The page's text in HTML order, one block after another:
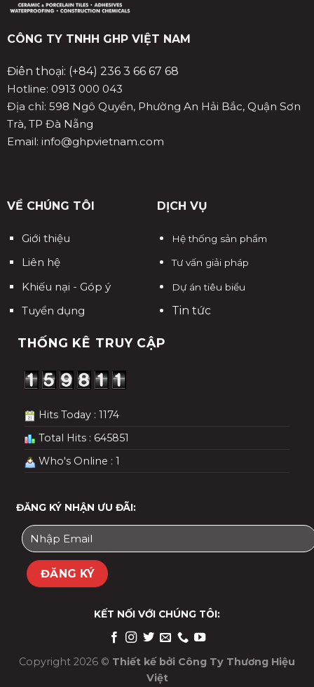
CÔNG TY TNHH GHP VIỆT NAM
Điên thoại: (+84) 236 3 66 67 68
Hotline: 0913 000 043
Địa chỉ: 598 Ngô Quyền, Phường An Hải Bắc, Quận Sơn
Trà, TP Đà Nẵng
Email: info@ghpvietnam.com
VỀ CHÚNG TÔI
Giới thiệu
Liên hệ
Khiếu nại - Góp ý
Tuyển dụng
DỊCH VỤ
Hệ thống sản phẩm
Tư vấn giải pháp
Dự án tiêu biểu
Tin tức
THỐNG KÊ TRUY CẬP
Hits Today : 1174
Total Hits : 645851
Who's Online : 1
ĐĂNG KÝ NHẬN ƯU ĐÃI:
KẾT NỐI VỚI CHÚNG TÔI:
Copyright 2026 © Thiết kế bởi Công Ty Thương Hiệu
Việt